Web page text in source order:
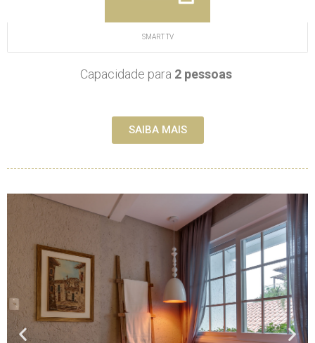
SMART TV
Capacidade para 2 pessoas
SAIBA MAIS
P N